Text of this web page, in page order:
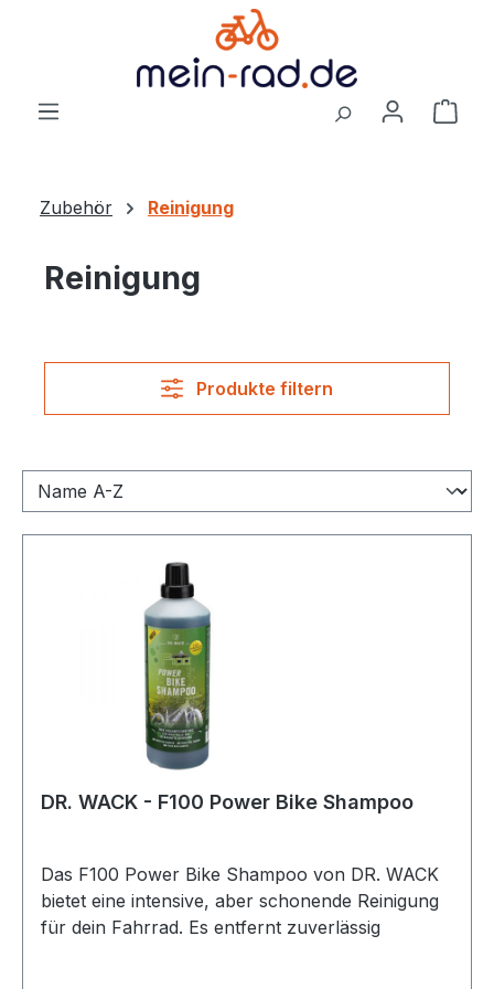
Zubehör Reinigung
Reinigung
Produkte filtern
DR. WACK - F100 Power Bike Shampoo
Das F100 Power Bike Shampoo von DR. WACK
bietet eine intensive, aber schonende Reinigung
für dein Fahrrad. Es entfernt zuverlässig